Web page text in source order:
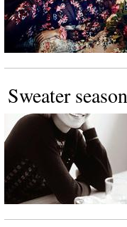
Sweater season